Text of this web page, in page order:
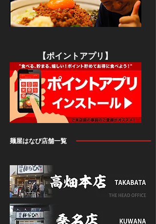
​【ポイントアプリ】
麺屋はなび店舗一覧